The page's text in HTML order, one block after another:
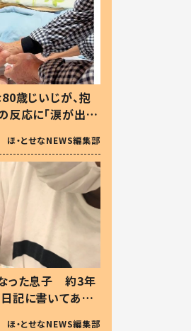
歳じいじが、抱
反応に「涙が出ま
ない」
ほ・とせなNEWS編集部
った息子 約3年
記に書いてあっ
ほ・とせなNEWS編集部